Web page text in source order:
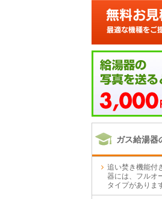
ガス給湯器
追い焚き機能付
器には、フルオ
タイプがありま